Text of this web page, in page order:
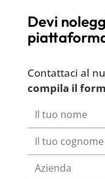
Devi
Contattaci al
compila il